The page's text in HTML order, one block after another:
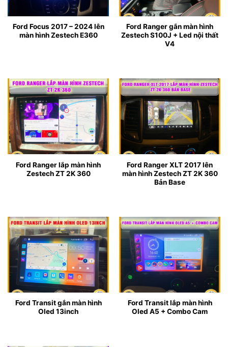
Ford Focus 2017 – 2024 lên
màn hình Zestech E360
Ford Ranger gắn màn hình
Zestech S100J + Led nội thất
V4
Ford Ranger lắp màn hình
Zestech ZT 2K 360
Ford Ranger XLT 2017 lên
màn hình Zestech ZT 2K 360
Bản Base
Ford Transit gắn màn hình
Oled 13inch
Ford Transit lắp màn hình
Oled A5 + Combo Cam